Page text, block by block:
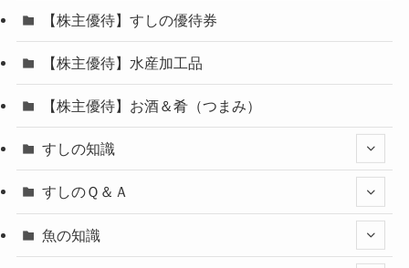
【株主優待】すしの優待券
【株主優待】水産加工品
【株主優待】お酒＆肴（つまみ）
すしの知識
すしのＱ＆Ａ
魚の知識